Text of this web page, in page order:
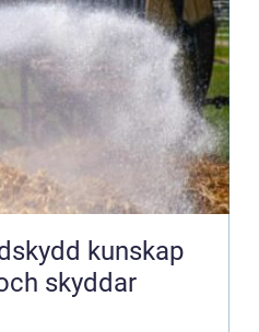
kunskap
skyddar